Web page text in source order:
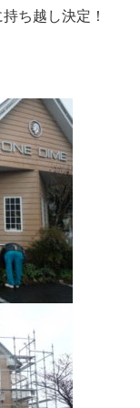
ち越し決定！